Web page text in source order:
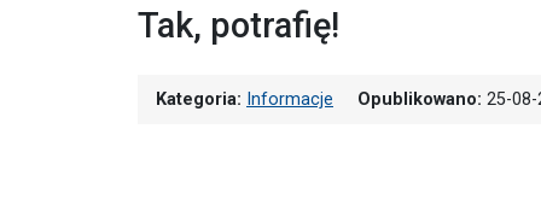
Tak, potrafię!
Kategoria: Informacje Opublikowano: 25-08-